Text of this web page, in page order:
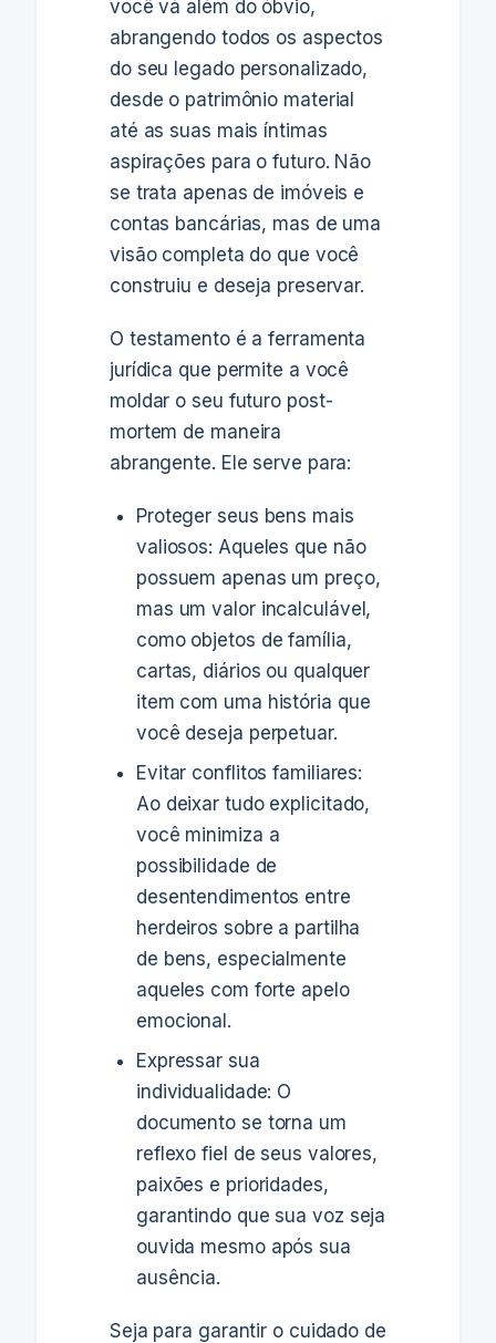
você vá além do óbvio,
abrangendo todos os aspectos
do seu legado personalizado,
desde o patrimônio material
até as suas mais íntimas
aspirações para o futuro. Não
se trata apenas de imóveis e
contas bancárias, mas de uma
visão completa do que você
construiu e deseja preservar.
O testamento é a ferramenta
jurídica que permite a você
moldar o seu futuro post-
mortem de maneira
abrangente. Ele serve para:
Proteger seus bens mais
valiosos: Aqueles que não
possuem apenas um preço,
mas um valor incalculável,
como objetos de família,
cartas, diários ou qualquer
item com uma história que
você deseja perpetuar.
Evitar conflitos familiares:
Ao deixar tudo explicitado,
você minimiza a
possibilidade de
desentendimentos entre
herdeiros sobre a partilha
de bens, especialmente
aqueles com forte apelo
emocional.
Expressar sua
individualidade: O
documento se torna um
reflexo fiel de seus valores,
paixões e prioridades,
garantindo que sua voz seja
ouvida mesmo após sua
ausência.
Seja para garantir o cuidado de